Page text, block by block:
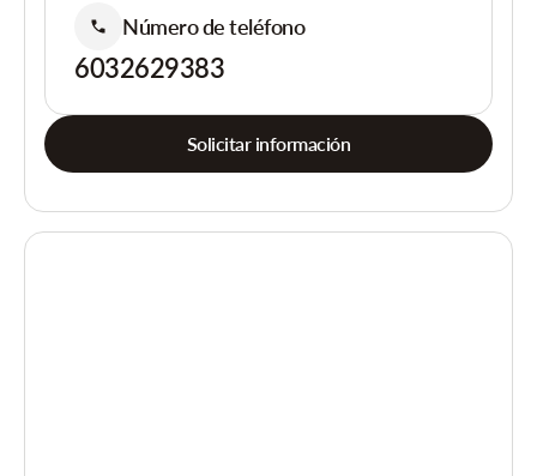
Número de teléfono
6032629383
Solicitar información